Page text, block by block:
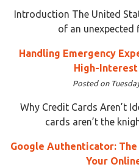
Introduction The United
of an unexpected
Handling Emergency
High-
Posted on
Why Credit Cards Aren’t
cards aren’t the
Google Authenticator:
Your